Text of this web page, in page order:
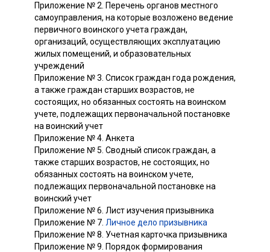
Приложение № 2. Перечень органов местного
самоуправления, на которые возложено ведение
первичного воинского учета граждан,
организаций, осуществляющих эксплуатацию
жилых помещений, и образовательных
учреждений
Приложение № 3. Список граждан года рождения,
а также граждан старших возрастов, не
состоящих, но обязанных состоять на воинском
учете, подлежащих первоначальной постановке
на воинский учет
Приложение № 4. Анкета
Приложение № 5. Сводный список граждан, а
также старших возрастов, не состоящих, но
обязанных состоять на воинском учете,
подлежащих первоначальной постановке на
воинский учет
Приложение № 6. Лист изучения призывника
Приложение № 7. Личное дело призывника
Приложение № 8. Учетная карточка призывника
Приложение № 9. Порядок формирования